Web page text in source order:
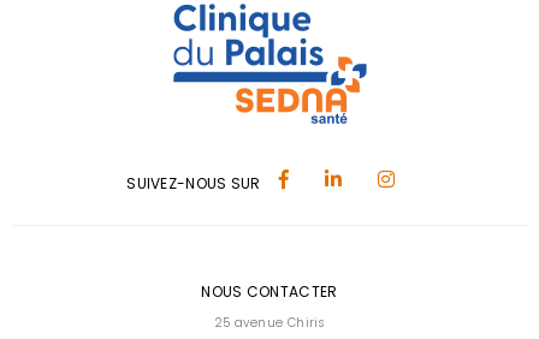
SUIVEZ-NOUS SUR
NOUS CONTACTER
25 avenue Chiris